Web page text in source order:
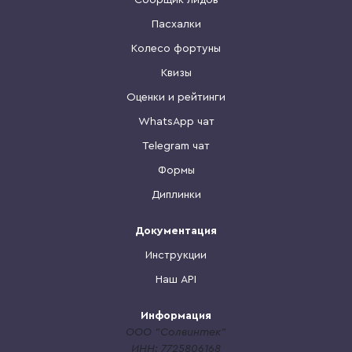
Пасхалки
Колесо фортуны
Квизы
Оценки и рейтинги
WhatsApp чат
Telegram чат
Формы
Диплинки
Документация
Инструкции
Наш API
Информация
ООО "Солвинтек"
ИНН: 7725806168